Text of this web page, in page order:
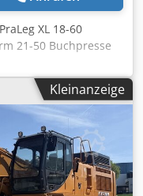
Nettopreis:
XL 18-60
21-50 Buchpresse
60 Buchhänger Die
einsatzbereit.
einen vorbereiteten
stufenlose
80 – 450
2 – 80 mm
Ahvor
kg Hergestellt in
Kleinanzeige